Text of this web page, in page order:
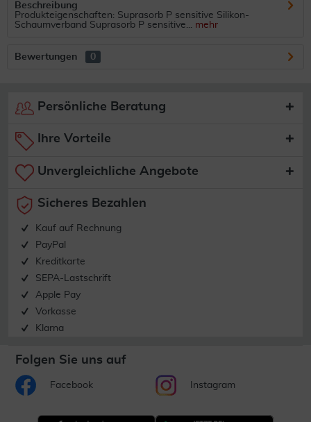
Beschreibung
Produkteigenschaften: Suprasorb P sensitive Silikon-
Schaumverband Suprasorb P sensitive... mehr
Bewertungen 0
Persönliche Beratung
Ihre Vorteile
Unvergleichliche Angebote
Sicheres Bezahlen
Kauf auf Rechnung
PayPal
Kreditkarte
SEPA-Lastschrift
Apple Pay
Vorkasse
Klarna
Folgen Sie uns auf
Facebook Instagram